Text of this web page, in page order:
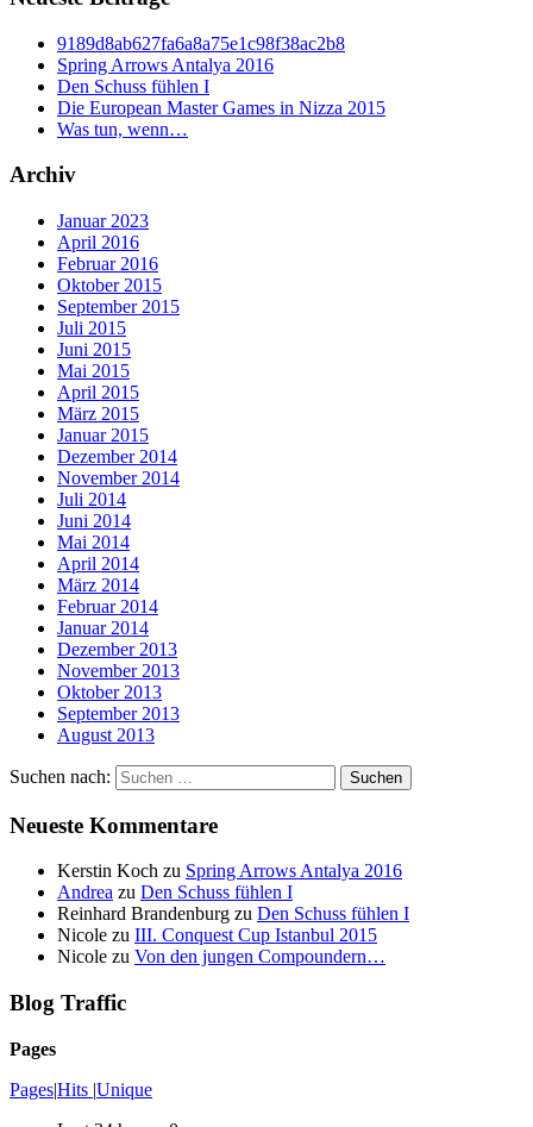
9189d8ab627fa6a8a75e1c98f38ac2b8
Spring Arrows Antalya 2016
Den Schuss fühlen I
Die European Master Games in Nizza 2015
Was tun, wenn…
Archiv
Januar 2023
April 2016
Februar 2016
Oktober 2015
September 2015
Juli 2015
Juni 2015
Mai 2015
April 2015
März 2015
Januar 2015
Dezember 2014
November 2014
Juli 2014
Juni 2014
Mai 2014
April 2014
März 2014
Februar 2014
Januar 2014
Dezember 2013
November 2013
Oktober 2013
September 2013
August 2013
Suchen nach:
Neueste Kommentare
Kerstin Koch zu Spring Arrows Antalya 2016
Andrea zu Den Schuss fühlen I
Reinhard Brandenburg zu Den Schuss fühlen I
Nicole zu III. Conquest Cup Istanbul 2015
Nicole zu Von den jungen Compoundern…
Blog Traffic
Pages
Pages|Hits |Unique